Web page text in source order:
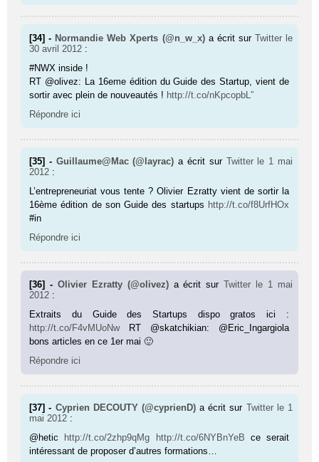
[34] - Normandie Web Xperts (@n_w_x) a écrit sur Twitter le
30 avril 2012 :
#NWX inside !
RT @olivez: La 16eme édition du Guide des Startup, vient de
sortir avec plein de nouveautés ! http://t.co/nKpcopbL”
Répondre ici
[35] - Guillaume@Mac (@layrac) a écrit sur Twitter le 1 mai
2012 :
L’entrepreneuriat vous tente ? Olivier Ezratty vient de sortir la
16ème édition de son Guide des startups http://t.co/f8UrfHOx
#in
Répondre ici
[36] - Olivier Ezratty (@olivez) a écrit surTwitter
le 1 mai
2012 :
Extraits du Guide des Startups dispo gratos ici :
http://t.co/F4vMUoNwRT @skatchikian: @Eric_Ingargiola
bons articles en ce 1er mai 🙂
Répondre ici
[37] - Cyprien DECOUTY (@cyprienD) a écrit sur Twitter le 1
mai 2012 :
@hetic
http://t.co/2zhp9qMg http://t.co/6NYBnYeB ce serait
intéressant de proposer d’autres formations…